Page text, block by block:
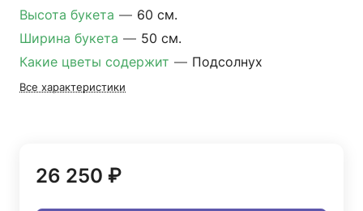
Высота букета — 60 см.
Ширина букета — 50 см.
Какие цветы содержит — Подсолнух
Все характеристики
26 250 ₽